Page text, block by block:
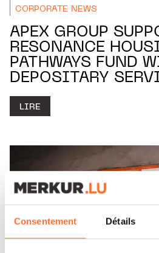
Consentement Détails
CORPORATE NEWS
APEX GROUP
RESONANCE
PATHWAYS FUND
DEPOSITARY
LIRE